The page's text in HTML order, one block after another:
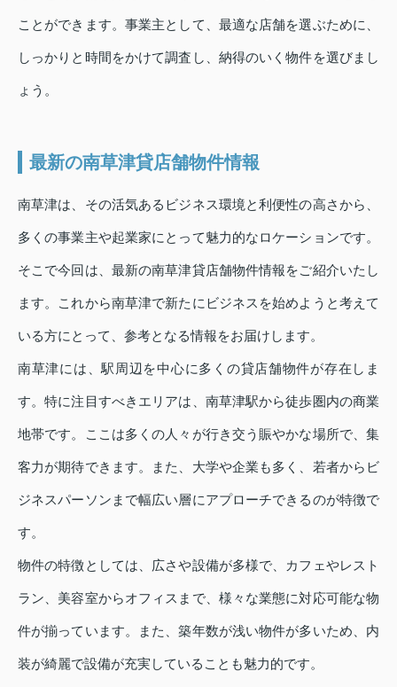
ことができます。事業主として、最適な店舗を選ぶために、
しっかりと時間をかけて調査し、納得のいく物件を選びまし
ょう。
最新の南草津貸店舗物件情報
南草津は、その活気あるビジネス環境と利便性の高さから、
多くの事業主や起業家にとって魅力的なロケーションです。
そこで今回は、最新の南草津貸店舗物件情報をご紹介いたし
ます。これから南草津で新たにビジネスを始めようと考えて
いる方にとって、参考となる情報をお届けします。
南草津には、駅周辺を中心に多くの貸店舗物件が存在しま
す。特に注目すべきエリアは、南草津駅から徒歩圏内の商業
地帯です。ここは多くの人々が行き交う賑やかな場所で、集
客力が期待できます。また、大学や企業も多く、若者からビ
ジネスパーソンまで幅広い層にアプローチできるのが特徴で
す。
物件の特徴としては、広さや設備が多様で、カフェやレスト
ラン、美容室からオフィスまで、様々な業態に対応可能な物
件が揃っています。また、築年数が浅い物件が多いため、内
装が綺麗で設備が充実していることも魅力的です。